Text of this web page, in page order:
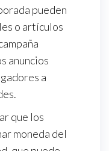
pueden
o artículos
anuncios
a
que los
moneda del